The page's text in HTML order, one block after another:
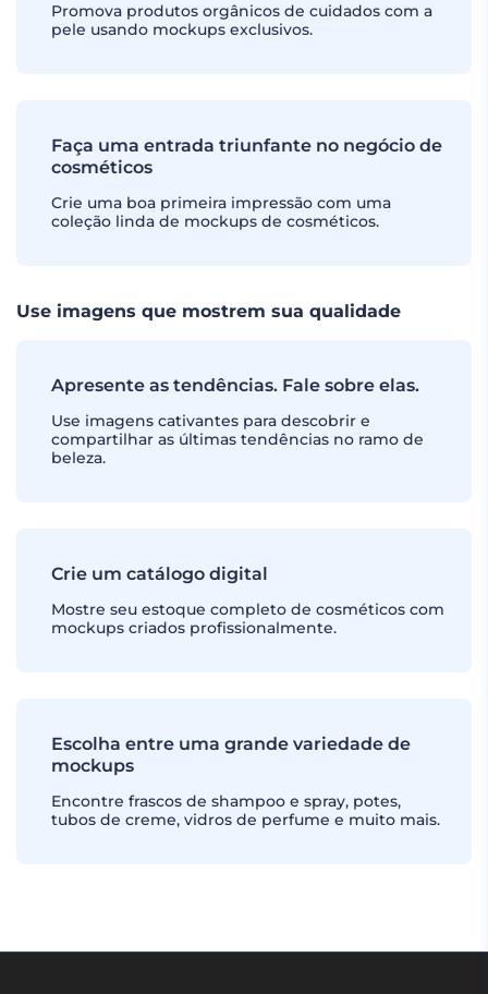
Promova produtos orgânicos de cuidados com a
pele usando mockups exclusivos.
Faça uma entrada triunfante no negócio de
cosméticos
Crie uma boa primeira impressão com uma
coleção linda de mockups de cosméticos.
Use imagens que mostrem sua qualidade
Apresente as tendências. Fale sobre elas.
Use imagens cativantes para descobrir e
compartilhar as últimas tendências no ramo de
beleza.
Crie um catálogo digital
Mostre seu estoque completo de cosméticos com
mockups criados profissionalmente.
Escolha entre uma grande variedade de
mockups
Encontre frascos de shampoo e spray, potes,
tubos de creme, vidros de perfume e muito mais.